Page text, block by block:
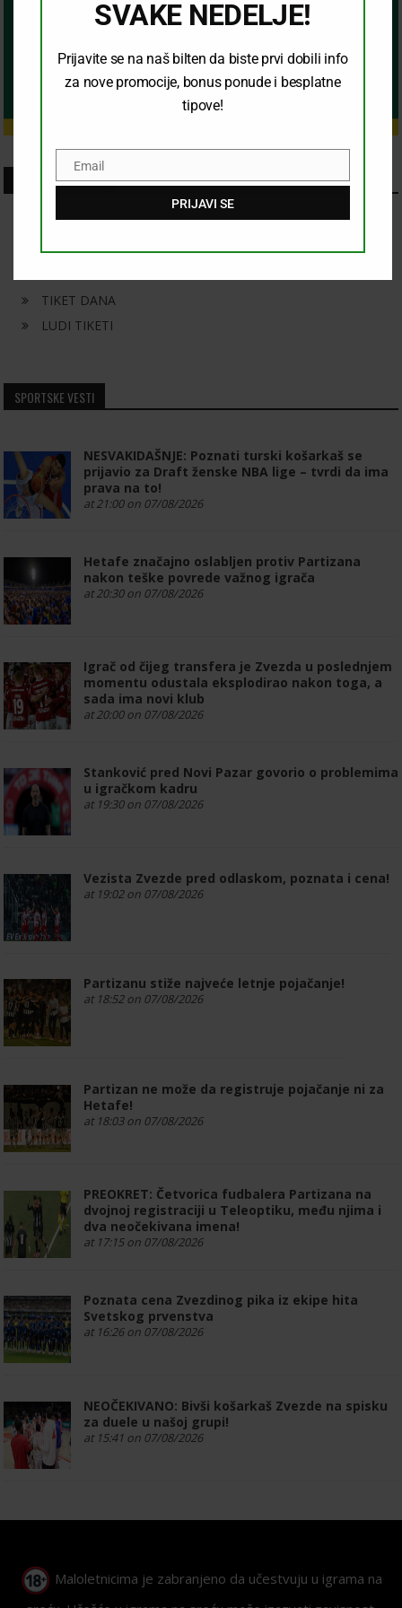
SKORASNJI CLANCI
KONAČAN ISHOD
KOMBINACIJA
TIKET DANA
LUDI TIKETI
SPORTSKE VESTI
NESVAKIDAŠNJE: Poznati turski košarkaš se
prijavio za Draft ženske NBA lige – tvrdi da ima
prava na to!
at 21:00 on 07/08/2026
Hetafe značajno oslabljen protiv Partizana
nakon teške povrede važnog igrača
at 20:30 on 07/08/2026
Igrač od čijeg transfera je Zvezda u poslednjem
momentu odustala eksplodirao nakon toga, a
sada ima novi klub
at 20:00 on 07/08/2026
Stanković pred Novi Pazar govorio o problemima
u igračkom kadru
at 19:30 on 07/08/2026
Vezista Zvezde pred odlaskom, poznata i cena!
at 19:02 on 07/08/2026
Partizanu stiže najveće letnje pojačanje!
at 18:52 on 07/08/2026
Partizan ne može da registruje pojačanje ni za
Hetafe!
at 18:03 on 07/08/2026
PREOKRET: Četvorica fudbalera Partizana na
dvojnoj registraciji u Teleoptiku, među njima i
dva neočekivana imena!
at 17:15 on 07/08/2026
Poznata cena Zvezdinog pika iz ekipe hita
Svetskog prvenstva
at 16:26 on 07/08/2026
NEOČEKIVANO: Bivši košarkaš Zvezde na spisku
za duele u našoj grupi!
at 15:41 on 07/08/2026
Maloletnicima je zabranjeno da učestvuju u igrama na
SVAKE NEDELJE!
Prijavite se na naš bilten da biste prvi dobili info
za nove promocije, bonus ponude i besplatne
tipove!
Email
Email
PRIJAVI SE